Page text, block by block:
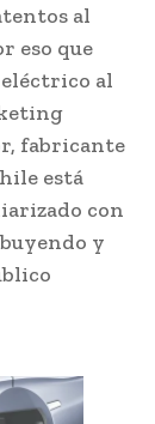
al
eso que
al
fabricante
está
con
y